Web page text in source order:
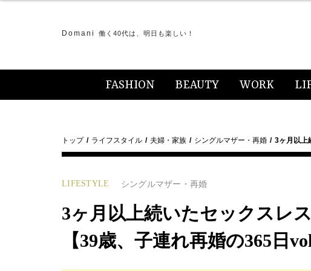
Domani 働く40代は、明日も楽しい！
FASHION BEAUTY WORK
トップ ライフスタイル 夫婦・家族 シングルマザー・再婚 3ヶ月以上
LIFESTYLE シングルマザー・再婚
3ヶ月以上続いたセックスレ
【39歳、子連れ再婚の365日